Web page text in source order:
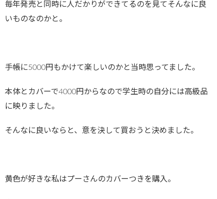
毎年発売と同時に人だかりができてるのを見てそんなに良
いものなのかと。
手帳に5000円もかけて楽しいのかと当時思ってました。
本体とカバーで4000円からなので学生時の自分には高級品
に映りました。
そんなに良いならと、意を決して買おうと決めました。
黄色が好きな私はプーさんのカバーつきを購入。